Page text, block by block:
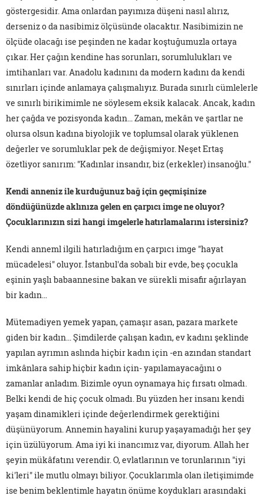
göstergesidir. Ama onlardan payımıza düşeni nasıl alırız,
derseniz o da nasibimiz ölçüsünde olacaktır. Nasibimizin ne
ölçüde olacağı ise peşinden ne kadar koştuğumuzla ortaya
çıkar. Her çağın kendine has sorunları, sorumlulukları ve
imtihanları var. Anadolu kadınını da modern kadını da kendi
sınırları içinde anlamaya çalışmalıyız. Burada sınırlı cümlelerle
ve sınırlı birikimimle ne söylesem eksik kalacak. Ancak, kadın
her çağda ve pozisyonda kadın... Zaman, mekân ve şartlar ne
olursa olsun kadına biyolojik ve toplumsal olarak yüklenen
değerler ve sorumluklar pek de değişmiyor. Neşet Ertaş
özetliyor sanırım: "Kadınlar insandır, biz (erkekler) insanoğlu."
Kendi anneniz ile kurduğunuz bağ için geçmişinize
döndüğünüzde aklınıza gelen en çarpıcı imge ne oluyor?
Çocuklarınızın sizi hangi imgelerle hatırlamalarını istersiniz?
Kendi anneml ilgili hatırladığım en çarpıcı imge "hayat
mücadelesi" oluyor. İstanbul'da sobalı bir evde, beş çocukla
eşinin yaşlı babaannesine bakan ve sürekli misafir ağırlayan
bir kadın…
Mütemadiyen yemek yapan, çamaşır asan, pazara markete
giden bir kadın... Şimdilerde çalışan kadın, ev kadını şeklinde
yapılan ayrımın aslında hiçbir kadın için -en azından standart
imkânlara sahip hiçbir kadın için- yapılamayacağını o
zamanlar anladım. Bizimle oyun oynamaya hiç fırsatı olmadı.
Belki kendi de hiç çocuk olmadı. Bu yüzden her insanı kendi
yaşam dinamikleri içinde değerlendirmek gerektiğini
düşünüyorum. Annemin hayalini kurup yaşayamadığı her şey
için üzülüyorum. Ama iyi ki inancımız var, diyorum. Allah her
şeyin mükâfatını verendir. O, evlatlarının ve torunlarının "iyi
ki'leri" ile mutlu olmayı biliyor. Çocuklarımla olan iletişimimde
ise benim beklentimle hayatın önüme koydukları arasındaki